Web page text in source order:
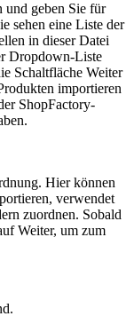
und geben Sie für
sehen eine Liste der
in dieser Datei
Dropdown-Liste
Schaltfläche Weiter
importieren
ShopFactory-
Hier können
verwendet
zuordnen. Sobald
Weiter, um zum